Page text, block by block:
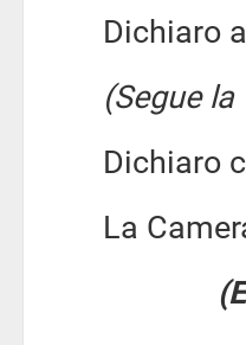
Dichiaro
(Segue
Dichiaro
La